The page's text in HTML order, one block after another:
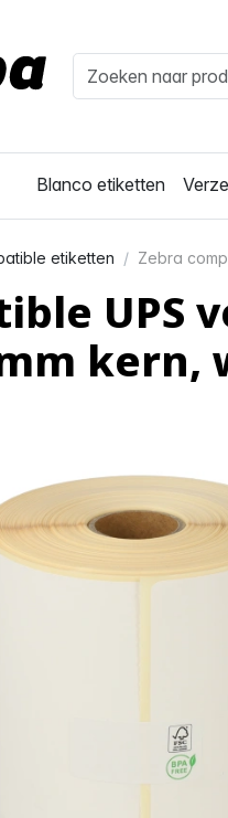
Blanco etiketten
etiketten Zebra
UPS
kern,